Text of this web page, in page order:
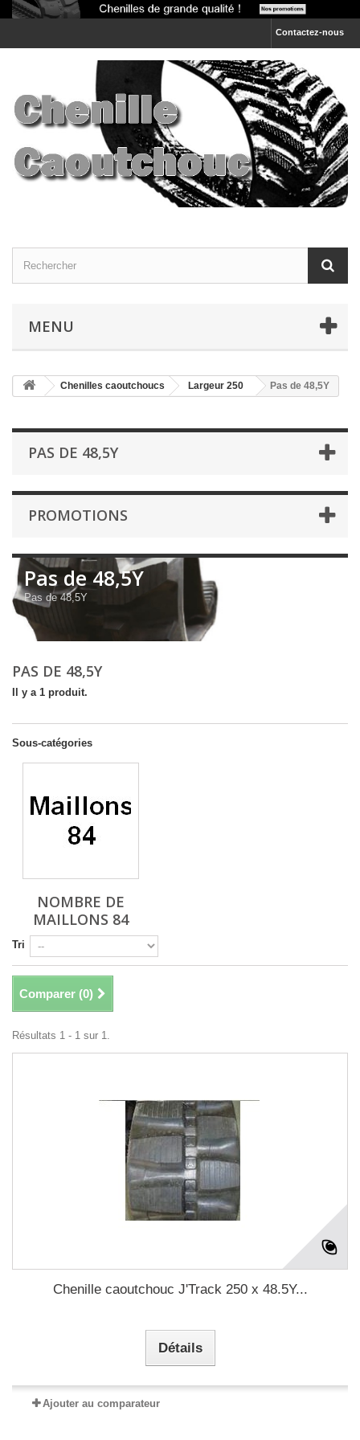
Contactez-nous
MENU
Chenilles caoutchoucs Largeur 250 Pas de 48,5Y
PAS DE 48,5Y
PROMOTIONS
Pas de 48,5Y
Pas de 48,5Y
PAS DE 48,5Y
Il y a 1 produit.
Sous-catégories
NOMBRE DE
MAILLONS 84
Tri
Comparer (0)
Résultats 1 - 1 sur 1.
Chenille caoutchouc J'Track 250 x 48.5Y...
Détails
Ajouter au comparateur